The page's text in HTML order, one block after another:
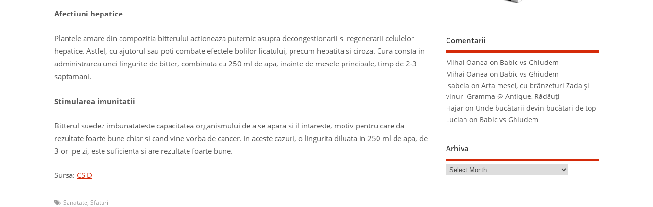
Afectiuni hepatice
Plantele amare din compozitia bitterului actioneaza puternic asupra decongestionarii si regenerarii celulelor
hepatice. Astfel, cu ajutorul sau poti combate efectele bolilor ficatului, precum hepatita si ciroza. Cura consta in
administrarea unei lingurite de bitter, combinata cu 250 ml de apa, inainte de mesele principale, timp de 2-3
saptamani.
Stimularea imunitatii
Bitterul suedez imbunatateste capacitatea organismului de a se apara si il intareste, motiv pentru care da
rezultate foarte bune chiar si cand vine vorba de cancer. In aceste cazuri, o lingurita diluata in 250 ml de apa, de
3 ori pe zi, este suficienta si are rezultate foarte bune.
Sursa: CSID
Sanatate, Sfaturi
Comentarii
Mihai Oanea on Babic vs Ghiudem
Mihai Oanea on Babic vs Ghiudem
Isabela onArta mesei, cu brânzeturi Zada şi
vinuri Gramma @ Antique, Rădăuţi
Hajar on Unde bucătarii devin bucătari de top
Lucian on Babic vs Ghiudem
Arhiva